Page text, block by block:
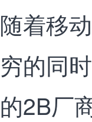
随着移
穷的同
的2B厂